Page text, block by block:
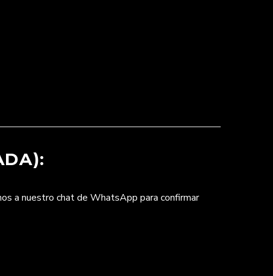
a nuestro chat de WhatsApp para confirmar